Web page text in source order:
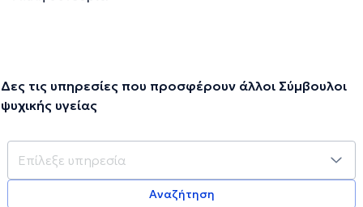
Δες τις υπηρεσίες που προσφέρουν άλλοι Σύμβουλοι
ψυχικής υγείας
Αναζήτηση